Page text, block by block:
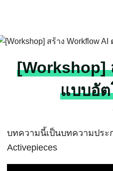
[Workshop]
แบบอั
บทความนี้เป็นบทความประ
Activepieces